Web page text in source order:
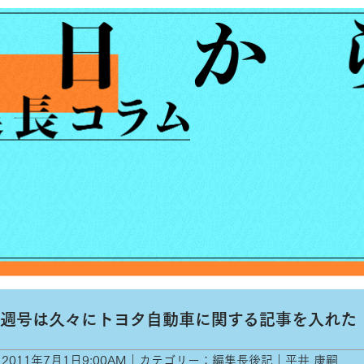
号は久々にトヨタ自動車に関する記事を入れた
2011年7月1日9:00AM｜カテゴリー：編集長後記｜平井 康嗣